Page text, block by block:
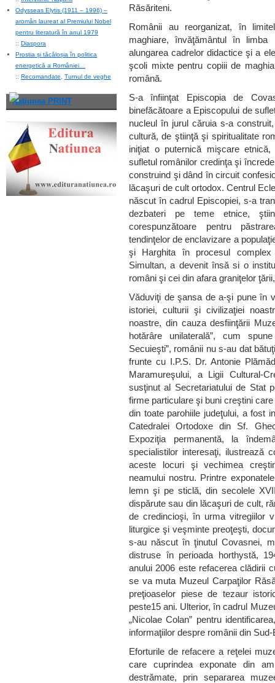
Odysseas Elytis (1911 – 1996) –
aromân laureat al Premiului Nobel
pentru literatură în anul 1979
:: Diaspora
Prostia și tăcăloșia în politica
energetică a României…
:: Recomandate Turnul de veghe
Naţiunea PRINT
Răsăriteni.
Românii au reorganizat, în
maghiare, învăţământul în limba
alungarea cadrelor didactice şi a
şcoli mixte pentru copiii de
română.
S-a înfiinţat Episcopia de
binefăcătoare a Episcopului de
nucleul în jurul căruia s-a
cultură, de ştiinţă şi spiritualitate
iniţiat o puternică mişcare
sufletul românilor credinţa şi
construind şi dând în circuit
lăcaşuri de cult ortodox. Centrul
născut în cadrul Episcopiei, s-a
dezbateri pe teme etnice,
corespunzătoare pentru
tendinţelor de enclavizare a
şi Harghita în procesul
Simultan, a devenit însă si o
români şi cei din afara graniţelor
Văduviţi de şansa de a-şi pune în
istoriei, culturii şi civilizaţiei
noastre, din cauza desfiinţării
hotărâre unilaterală”, cum
Secuieşti”, românii nu s-au dat
frunte cu I.P.S. Dr. Antonie
Maramureşului, a Ligii Cultural-
susţinut al Secretariatului de Stat
firme particulare şi buni creştini
din toate parohiile judeţului, a fost
Catedralei Ortodoxe din Sf.
Expoziţia permanentă, la
specialistilor interesaţi, ilustrează
aceste locuri şi vechimea
neamului nostru. Printre
lemn şi pe sticlă, din secolele
dispărute sau din lăcaşuri de cult,
de credincioşi, în urma vitregiilor
liturgice şi veşminte preoţeşti,
s-au născut în ţinutul Covasnei,
distruse în perioada horthystă,
anului 2006 este refacerea clădirii
se va muta Muzeul Carpaţilor
preţioaselor piese de tezaur
peste15 ani. Ulterior, în cadrul
„Nicolae Colan” pentru
informaţiilor despre românii din
Eforturile de refacere a reţelei
care cuprindea exponate din
destrămate, prin separarea